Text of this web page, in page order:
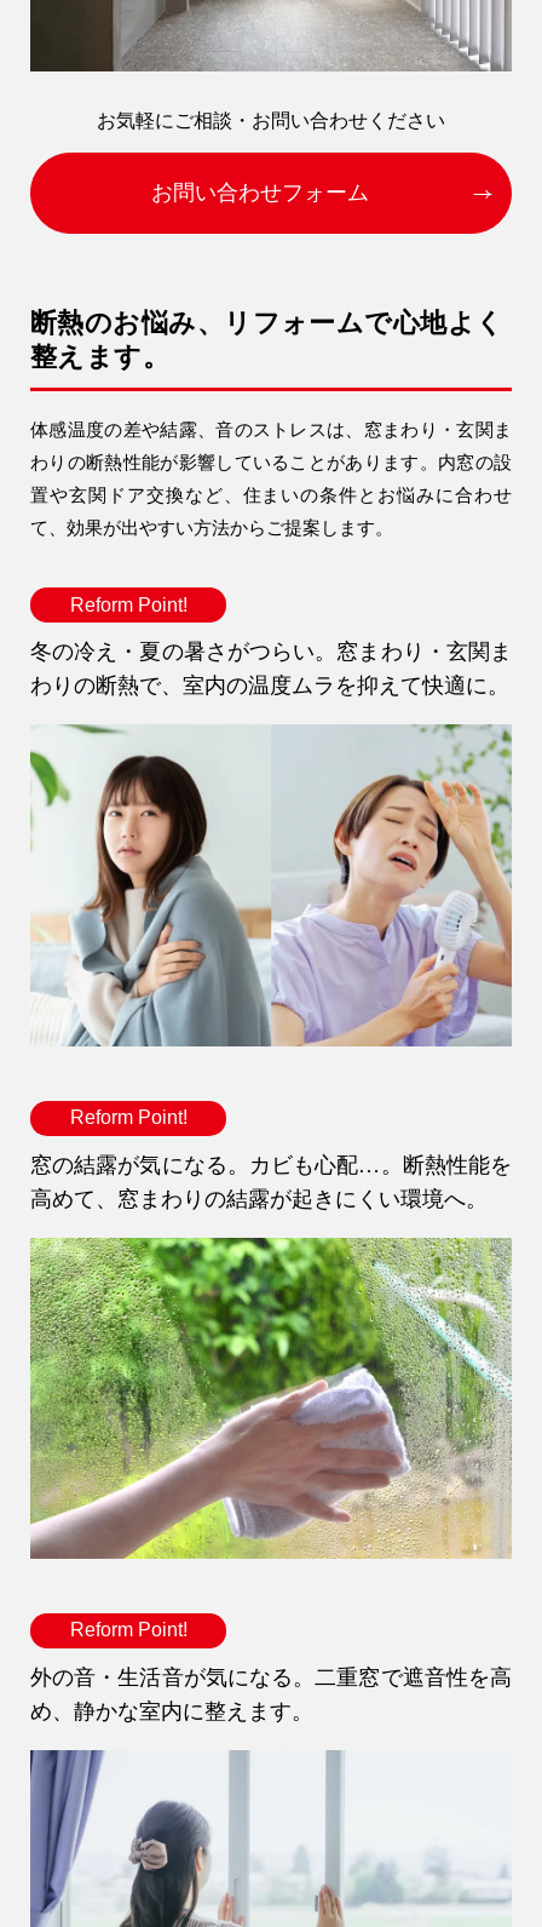
お気軽にご相談・お問い合わせください
お問い合わせフォーム
断熱のお悩み、リフォームで心地よく
整えます。
体感温度の差や結露、音のストレスは、窓まわり・玄関ま
わりの断熱性能が影響していることがあります。内窓の設
置や玄関ドア交換など、住まいの条件とお悩みに合わせ
て、効果が出やすい方法からご提案します。
Reform Point!
冬の冷え・夏の暑さがつらい。窓まわり・玄関ま
わりの断熱で、室内の温度ムラを抑えて快適に。
Reform Point!
窓の結露が気になる。カビも心配…。断熱性能を
高めて、窓まわりの結露が起きにくい環境へ。
Reform Point!
外の音・生活音が気になる。二重窓で遮音性を高
め、静かな室内に整えます。
営業時間 9時〜18時
（定休／水曜日）
注文住宅
0120-70-1212
アフターメンテナンス
営業時間 9時〜17時（定休／水曜日）
04-2950-7171
04-2968-5522
注文住宅 リフォーム
アフターメンテナンス 安心保証制度
注文住宅
リフォーム・
リノベーション